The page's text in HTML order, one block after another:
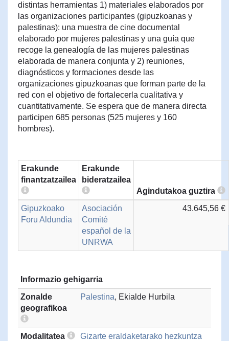
distintas herramientas 1) materiales elaborados por
las organizaciones participantes (gipuzkoanas y
palestinas): una muestra de cine documental
elaborado por mujeres palestinas y una guía que
recoge la genealogía de las mujeres palestinas
elaborada de manera conjunta y 2) reuniones,
diagnósticos y formaciones desde las
organizaciones gipuzkoanas que forman parte de la
red con el objetivo de fortalecerla cualitativa y
cuantitativamente. Se espera que de manera directa
participen 685 personas (525 mujeres y 160
hombres).
Erakunde
finantzatzailea
Erakunde
bideratzailea
Agindutakoa guztira
Gipuzkoako
Foru Aldundia
Asociación
Comité
español de la
UNRWA
43.645,56 €
Informazio gehigarria
Zonalde
geografikoa
Palestina, Ekialde Hurbila
Modalitatea Gizarte eraldaketarako hezkuntza